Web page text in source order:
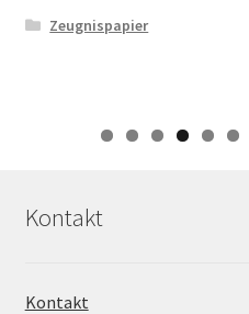
Zeugnispapier
Kontakt
Kontakt